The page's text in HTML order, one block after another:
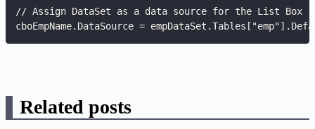
// Assign DataSet as a data source for the List Box
cboEmpName.DataSource = empDataSet.Tables[ "emp"
Related posts